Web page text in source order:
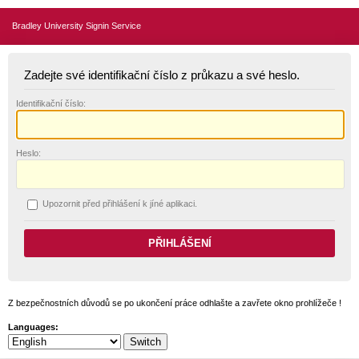
Bradley University Signin Service
Zadejte své identifikační číslo z průkazu a své heslo.
Identifikační číslo:
Heslo:
Upozornit před přihlášení k jíné aplikaci.
Z bezpečnostních důvodů se po ukončení práce odhlašte a zavřete okno prohlížeče !
Languages: